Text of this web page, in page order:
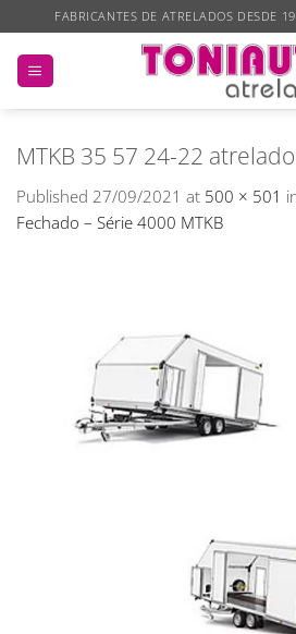
to
content
FABRICANTES DE ATRELADOS DESDE
MTKB 35 57 24-22 atrelado
Published 27/09/2021 at 500 × 501
Fechado – Série 4000 MTKB